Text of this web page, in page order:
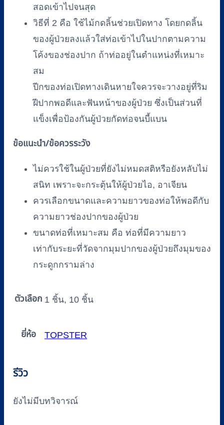
สอดเข้าไปจนสุด
วิธีที่ 2 คือ ใช้ไม้กดลิ้นช่วยเปิดทาง โดยกดลิ้น
ของผู้ป่วยลงแล้วใส่ท่อเข้าไปในปากตามความ
โค้งของช่องปาก ถ้าท่ออยู่ในตำแหน่งที่เหมาะ
สม
ปีกของท่อเปิดทางเดินหายใจควรจะวางอยู่ที่ริม
ฝีปากพอดีและฟันหน้าของผู้ป่วย ซึ่งเป็นส่วนที่
แข็งเพื่อป้องกันผู้ป่วยกัดท่อจนบี้แบน
ข้อแนะนำ/ข้อควรระวัง
ไม่ควรใช้ในผู้ป่วยที่ยังไม่หมดสติหรือยังหลับไม่
สนิท เพราะจะกระตุ้นให้ผู้ป่วยไอ, อาเจียน
ควรเลือกขนาดและความยาวของท่อให้พอดีกับ
ความยาวช่องปากของผู้ป่วย
ขนาดท่อที่เหมาะสม คือ ท่อที่มีความยาว
เท่ากับระยะที่วัดจากมุมปากของผู้ป่วยถึงมุมของ
กระดูกกรามล่าง
ตัวเลือก 1 ชิ้น, 10 ชิ้น
ยี่ห้อ TOPSTER
รีวิว
ยังไม่มีบทวิจารณ์